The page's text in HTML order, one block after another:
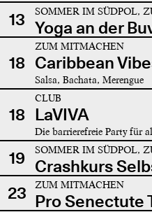
13 SOMMER IM SÜDPOL,
Yoga an der
18
ZUM MITMACHEN
Caribbean
Salsa, Bachata, Merengue
18
CLUB
LaVIVA
Die barrierefreie Party für
19 SOMMER IM SÜDPOL,
Crashkurs
23
ZUM MITMACHEN
Pro Senectute